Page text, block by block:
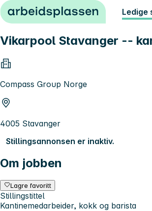
Hopp til innhold Ledige
Vikarpool Stavanger --
Compass Group Norge
4005 Stavanger
Stillingsannonsen er inaktiv.
Om jobben
Lagre favoritt
Stillingstittel
Kantinemedarbeider, kokk og barista